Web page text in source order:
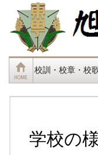
校訓・校章・校
学校の